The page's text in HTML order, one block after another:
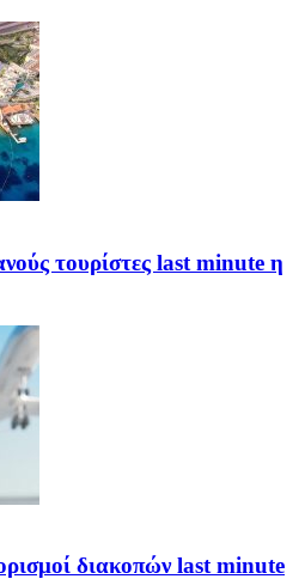
τουρίστες last minute η
διακοπών last minute